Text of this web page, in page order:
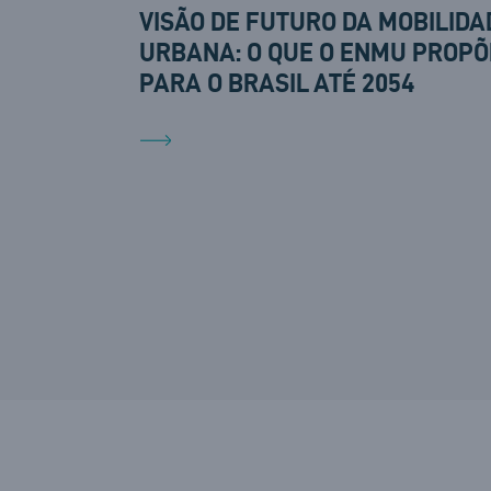
VISÃO DE FUTURO DA
URBANA: O QUE O ENMU
PARA O BRASIL ATÉ 2054